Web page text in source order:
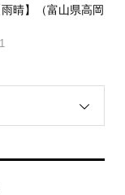
晴】（富山県高岡